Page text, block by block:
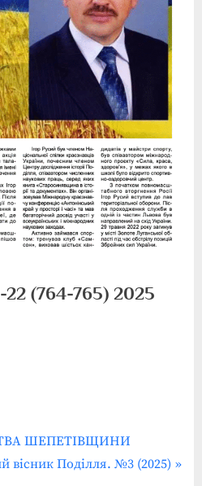
(764-765) 2025
ШЕПЕТІВЩИНИ
вісник Поділля. №3 (2025)